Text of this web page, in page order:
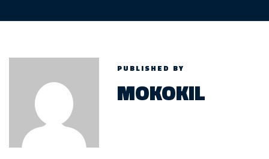
PUBLISHED BY
MOKOKIL